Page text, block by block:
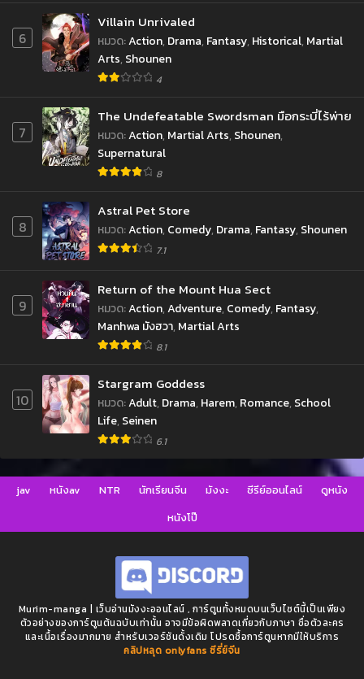
6
Villain Unrivaled
หมวด:Action, Drama, Fantasy, Historical, Martial
Arts, Shounen
4
7
The Undefeatable Swordsman มือกระบี่ไร้พ่าย
หมวด:Action, Martial Arts, Shounen,
Supernatural
8
8
Astral Pet Store
หมวด:Action, Comedy, Drama, Fantasy, Shounen
7.1
9
Return of the Mount Hua Sect
หมวด:Action,Adventure, Comedy, Fantasy,
Manhwa มังฮวา, Martial Arts
8.1
10
Stargram Goddess
หมวด:Adult, Drama, Harem, Romance, School
Life, Seinen
6.1
jav หนังav NTR นักเรียนจีน มังงะ ซีรีย์ออนไลน์
ดูหนัง
หนังโป๊
Murim-manga | เว็บอ่านมังงะออนไลน์ , การ์ตูนทั้งหมดบนเว็บไซต์นี้เป็นเพียง
ตัวอย่างของการ์ตูนต้นฉบับเท่านั้น อาจมีข้อผิดพลาดเกี่ยวกับภาษา ชื่อตัวละคร
และเนื้อเรื่องมากมาย สำหรับเวอร์ชันดั้งเดิม โปรดซื้อการ์ตูนหากมีให้บริการ
คลิปหลุด onlyfans ซีรี่ย์จีน